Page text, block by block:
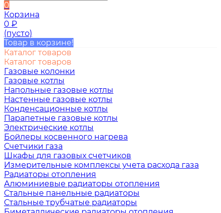
0
Корзина
0 ₽
(пусто)
Товар в корзине!
Каталог товаров
Каталог товаров
Газовые колонки
Газовые котлы
Напольные газовые котлы
Настенные газовые котлы
Конденсационные котлы
Парапетные газовые котлы
Электрические котлы
Бойлеры косвенного нагрева
Счетчики газа
Шкафы для газовых счетчиков
Измерительные комплексы учета расхода газа
Радиаторы отопления
Алюминиевые радиаторы отопления
Стальные панельные радиаторы
Стальные трубчатые радиаторы